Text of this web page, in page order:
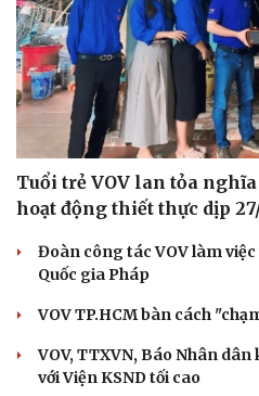
Cải chính
Tuổi trẻ VOV lan tỏa
hoạt động thiết thực dịp
Đoàn công tác VOV làm
Quốc gia Pháp
VOV TP.HCM bàn cách
VOV, TTXVN, Báo Nhân
với Viện KSND tối cao